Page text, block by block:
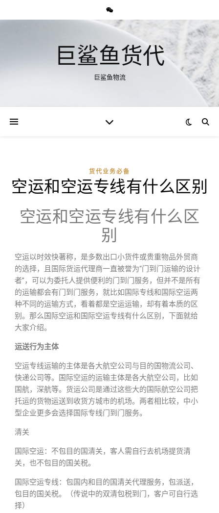
巨鲨鱼货代
巨鲨鱼物流
货代业务必备
空运和空运专线有什么区别
空运和空运专线有什么区
别
空运以时效快著称，是多数出口小货件或贵重物品外贸商
的选择，且国际货运代理商一直被誉为“门到门运输的设计
者”，可以为委托人提供便利的门到门服务，但并不是所有
的运输都会有门到门服务，就比如国际专线和国际空运两
种不同的运输方式，看着都是空运运输，却有着本质的区
别。那么国际空运和国际空运专线有什么区别，下面就给
大家介绍。
运送行为主体
空运专线运输的主体是各大航空公司与目的国物流公司、
快递公司等。国际空运的运输主体是各大航空公司，比如
国航，深航等。货运公司是通过这些大的国际航空公司把
托运的货物运送到收货方城市的机场。两者相比较，中小
型企业更多会选择国际专线门到门服务。
清关
国际空运：不包目的国清关，客人需自行去机场提货清
关，也不包目的国关税。
国际空运专线：包国内和目的国清关代理服务，包派送，
包目的国关税。（传说中的双清包税到门，客户可自行选
择）